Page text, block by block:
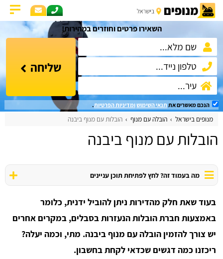
השאירו פרטים וחוזרים במהירות!
שליחה
הנכם מאשרים את תנאי השימושומדיניות הפרטיות.
מנופים בישראל הובלה עם מנוף הובלות עם מנוף ביבנה
הובלות עם מנוף ביבנה
מה בעמוד זה? לחץ לפתיחת תוכן עניינים
בעוד שאת חלק מהדירות ניתן להוביל ידנית, כלומר
באמצעות חברת הובלות הנעזרות בסבלים, במקרים אחרים
יש צורך להזמין הובלה עם מנוף ביבנה. מתי, וכמה יעלה?
ריכזנו כמה דגשים שכדאי לקחת בחשבון.